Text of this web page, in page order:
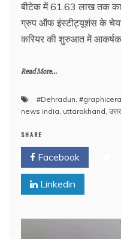
बीटेक में 61.63 लाख तक
ग्रुप ऑफ इंस्टीट्यूशंस के
करियर की शुरुआत में आकर्षक
Read More...
#Dehradun, #graphicera
news india, uttarakhand,
SHARE
Facebook
Linkedin